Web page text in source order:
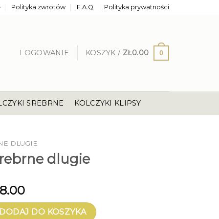
Polityka zwrotów F.A.Q Polityka prywatności
LOGOWANIE KOSZYK / ZŁ0.00 0
SREBRNE KOLCZYKI KLIPSY
DLUGIE
dlugie
dlugieDO KOSZYKA